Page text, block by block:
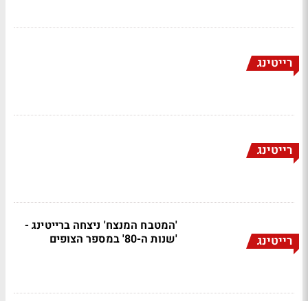
רייטינג
רייטינג
רייטינג
'המטבח המנצח' ניצחה ברייטינג -
'שנות ה-80' במספר הצופים